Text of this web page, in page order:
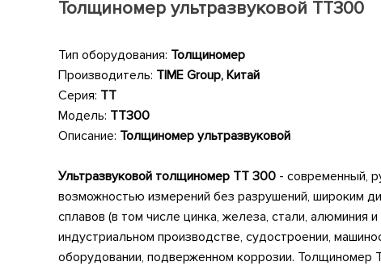
Толщиномер ультразвуковой TT300
Тип оборудования: Толщиномер
Производитель: TIME Group, Китай
Серия: TT
Модель: TT300
Описание: Толщиномер ультразвуковой
Ультразвуковой толщиномер TT 300 - современный,
возможностью измерений без разрушений, широким
сплавов (в том числе цинка, железа, стали, алюминия
индустриальном производстве, судостроении,
оборудовании, подверженном коррозии. Толщиномер